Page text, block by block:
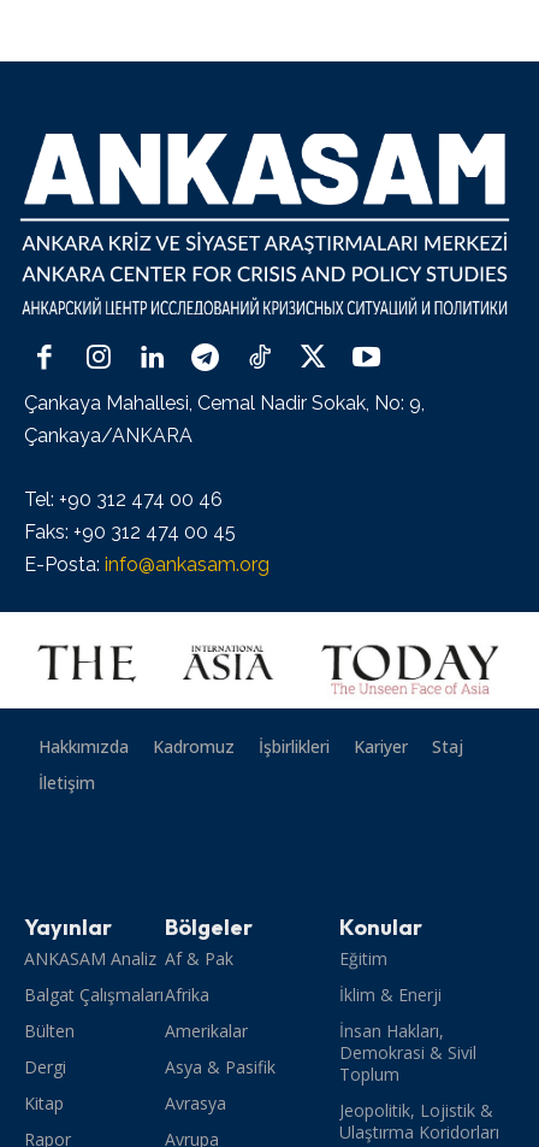
Çankaya Mahallesi, Cemal Nadir Sokak, No: 9,
Çankaya/ANKARA
Tel: +90 312 474 00 46
Faks: +90 312 474 00 45
E-Posta: info@ankasam.org
Hakkımızda Kadromuz İşbirlikleri Kariyer
Staj
İletişim
Yayınlar
ANKASAM Analiz
Balgat Çalışmaları
Bülten
Dergi
Kitap
Rapor
Bölgeler
Af & Pak
Afrika
Amerikalar
Asya & Pasifik
Avrasya
Avrupa
Konular
Eğitim
İklim & Enerji
İnsan Hakları,
Demokrasi & Sivil
Toplum
Jeopolitik, Lojistik &
Ulaştırma Koridorları